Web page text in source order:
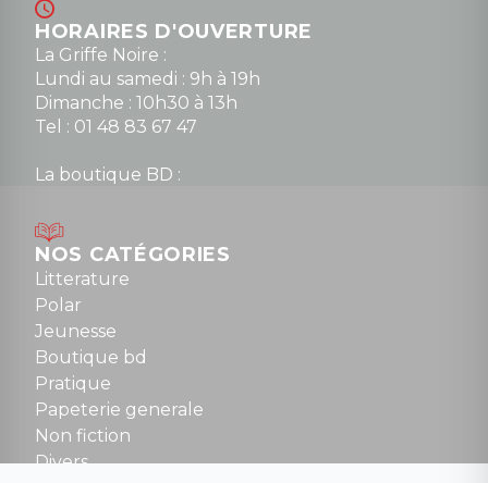
HORAIRES D'OUVERTURE
La Griffe Noire :
Lundi au samedi : 9h à 19h
Dimanche : 10h30 à 13h
Tel : 01 48 83 67 47
La boutique BD :
Mardi au samedi : 10h à 13h / 14h à 19h
Dimanche : 10h30 à 12h30
Tel : 01 48 89 13 88
Fermé le dimanche en Juillet et Août
NOUS CONTACTER
contact@la-griffe-noire.com
NOS CATÉGORIES
Litterature
Polar
Jeunesse
Boutique bd
Pratique
Papeterie generale
Non fiction
Divers